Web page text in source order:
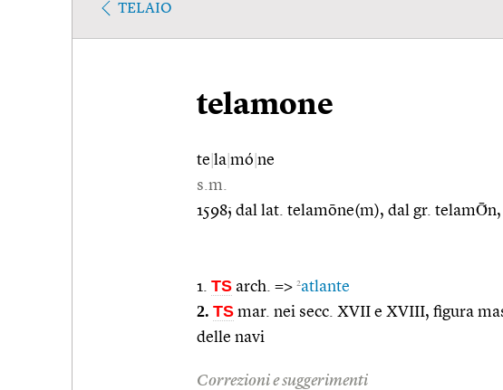
TELAIO
telamone
te la mó ne
s.m.
1598; dal lat. telamōne(m), dal gr.
1. TS arch. => 2atlante
2. TS mar. nei secc. XVII e XVIII, figura
delle navi
Correzioni e suggerimenti